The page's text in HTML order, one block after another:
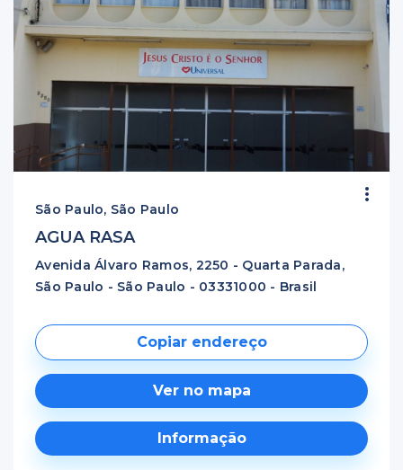
São Paulo, São Paulo
AGUA RASA
Avenida Álvaro Ramos, 2250 - Quarta Parada,
São Paulo - São Paulo - 03331000 - Brasil
Copiar endereço
Ver no mapa
Informação